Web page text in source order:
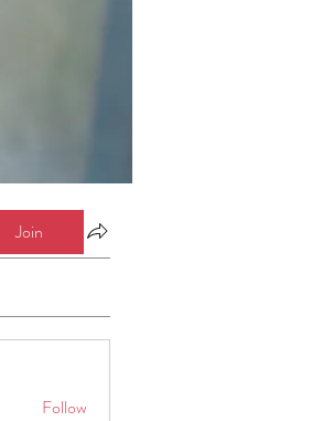
Join
Follow